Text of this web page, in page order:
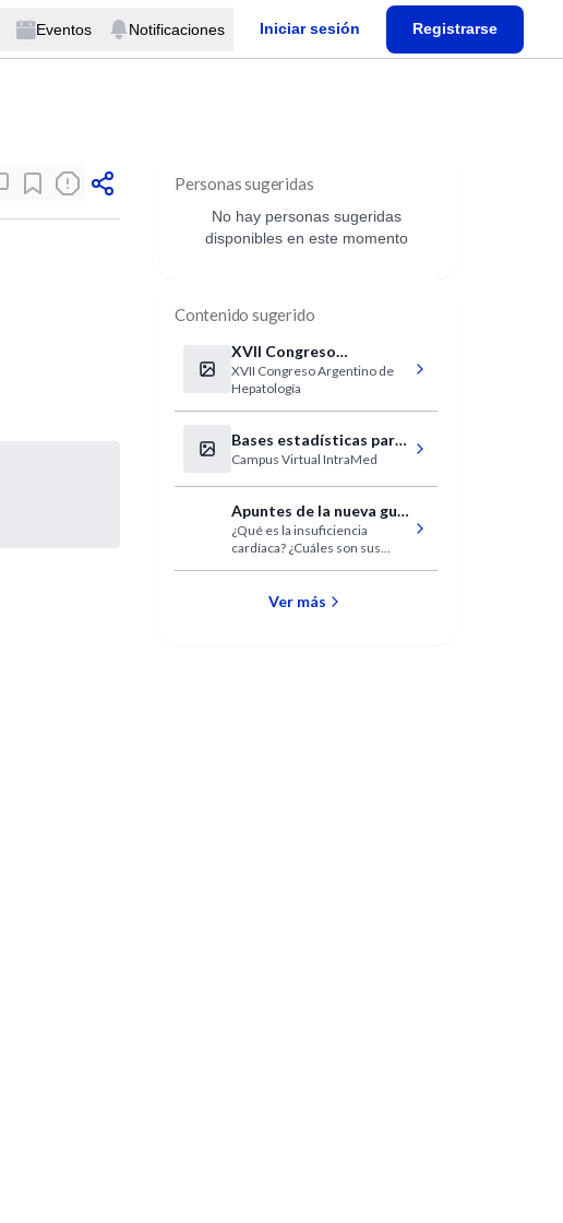
Eventos Notificaciones Iniciar sesión Registrarse
Personas sugeridas
No hay personas sugeridas
disponibles en este momento
Contenido sugerido
XVII Congreso
Argentino de
Hepatología
XVII Congreso Argentino de
Hepatología
Bases estadísticas para
la investigación en
ciencias de la salud
Campus Virtual IntraMed
Apuntes de la nueva guía
2013 para el manejo de
la insuficiencia cardíaca
¿Qué es la insuficiencia
cardíaca? ¿Cuáles son sus
con fracción de eyección
Ver más